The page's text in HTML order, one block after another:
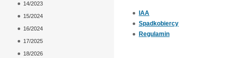
IAA
Spadkobiercy
Regulamin
14/2023
15/2024
16/2024
17/2025
18/2026